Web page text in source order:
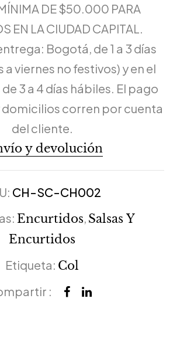
DE $50.000 PARA
EN LA CIUDAD CAPITAL.
Bogotá, de 1 a 3 días
a viernes no festivos) y en el
3 a 4 días hábiles. El pago
domicilios corren por cuenta
del cliente.
y devolución
CH-SC-CH002
Encurtidos Salsas Y
Encurtidos
Etiqueta: Col
: